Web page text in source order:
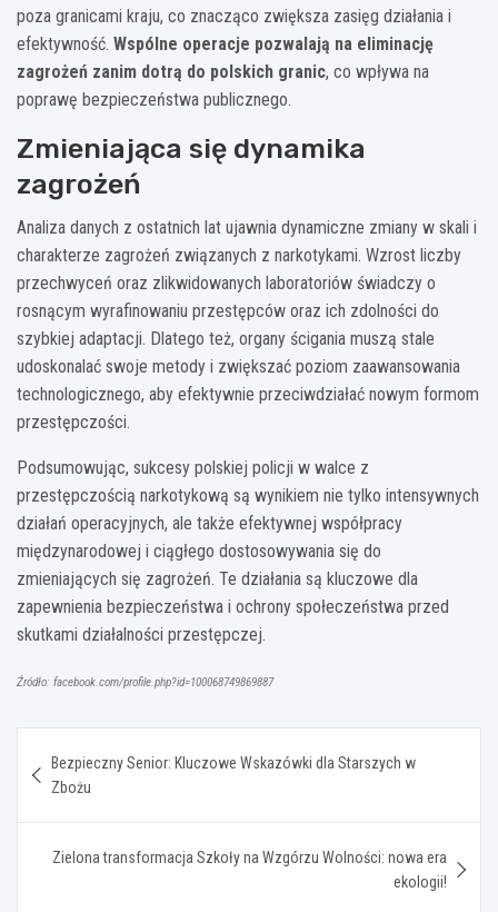
poza granicami kraju, co znacząco zwiększa zasięg działania i
efektywność. Wspólne operacje pozwalają na eliminację
zagrożeń zanim dotrą do polskich granic, co wpływa na
poprawę bezpieczeństwa publicznego.
Zmieniająca się dynamika
zagrożeń
Analiza danych z ostatnich lat ujawnia dynamiczne zmiany w skali i
charakterze zagrożeń związanych z narkotykami. Wzrost liczby
przechwyceń oraz zlikwidowanych laboratoriów świadczy o
rosnącym wyrafinowaniu przestępców oraz ich zdolności do
szybkiej adaptacji. Dlatego też, organy ścigania muszą stale
udoskonalać swoje metody i zwiększać poziom zaawansowania
technologicznego, aby efektywnie przeciwdziałać nowym formom
przestępczości.
Podsumowując, sukcesy polskiej policji w walce z
przestępczością narkotykową są wynikiem nie tylko intensywnych
działań operacyjnych, ale także efektywnej współpracy
międzynarodowej i ciągłego dostosowywania się do
zmieniających się zagrożeń. Te działania są kluczowe dla
zapewnienia bezpieczeństwa i ochrony społeczeństwa przed
skutkami działalności przestępczej.
Źródło: facebook.com/profile.php?id=100068749869887
wpisu
Bezpieczny Senior: Kluczowe Wskazówki dla Starszych w
Zbożu
Zielona transformacja Szkoły na Wzgórzu Wolności: nowa era
ekologii!